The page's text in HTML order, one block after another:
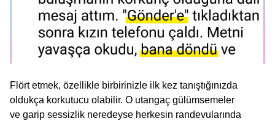
Flört etmek, özellikle birbirinizle ilk kez tanıştığınızda
oldukça korkutucu olabilir. O utangaç gülümsemeler
ve garip sessizlik neredeyse herkesin randevularında